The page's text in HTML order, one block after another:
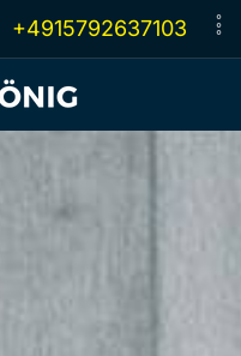
+4915792637103